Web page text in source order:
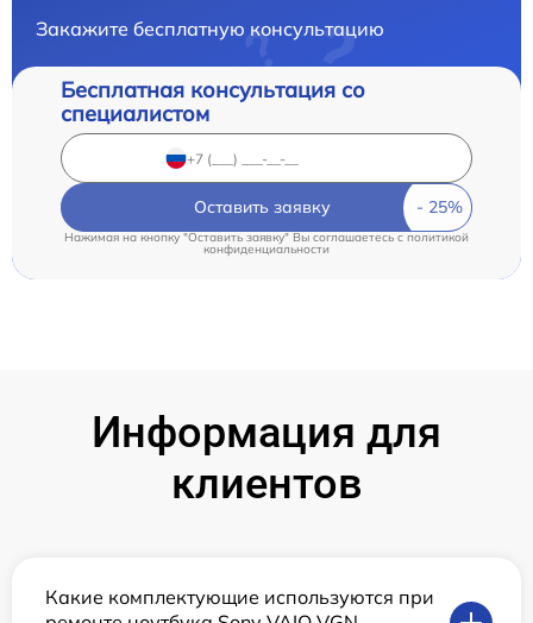
Закажите бесплатную консультацию
Бесплатная консультация со
специалистом
Оставить заявку
Нажимая на кнопку "Оставить заявку" Вы соглашаетесь c политикой
конфиденциальности
Информация для
клиентов
Какие комплектующие используются при